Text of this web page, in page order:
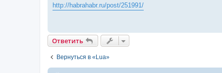
о
б
и
е
http://habrahabr.ru/post/251991/
Ответить
Вернуться в «Lua»